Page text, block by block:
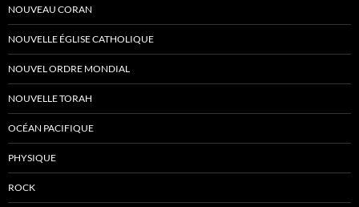
NOUVEAU CORAN
NOUVELLE ÉGLISE CATHOLIQUE
NOUVEL ORDRE MONDIAL
NOUVELLE TORAH
OCÉAN PACIFIQUE
PHYSIQUE
ROCK